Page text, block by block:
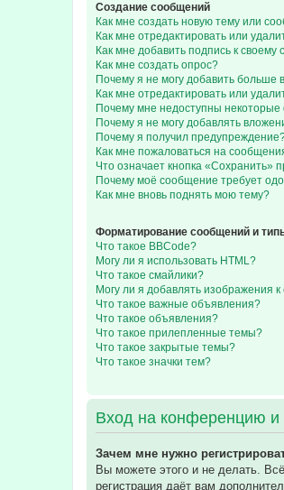
Создание сообщений
Как мне создать новую тему или
Как мне отредактировать или
Как мне добавить подпись к
Как мне создать опрос?
Почему я не могу добавить больше
Как мне отредактировать или
Почему мне недоступны
Почему я не могу добавлять
Почему я получил
Как мне пожаловаться на
Что означает кнопка «Сохранить»
Почему моё сообщение требует
Как мне вновь поднять мою тему?
Форматирование сообщений и
Что такое BBCode?
Могу ли я использовать HTML?
Что такое смайлики?
Могу ли я добавлять изображения
Что такое важные объявления?
Что такое объявления?
Что такое прилепленные темы?
Что такое закрытые темы?
Что такое значки тем?
Вход на конференцию и
Зачем мне нужно
Вы можете этого и не делать.
регистрация даёт вам